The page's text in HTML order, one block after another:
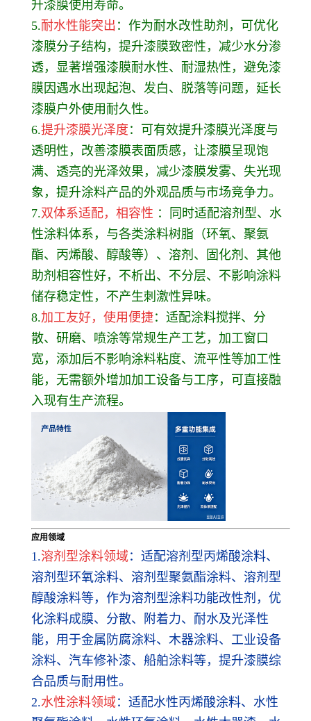
升漆膜使用寿命。
5.耐水性能突出 ：作为耐水改性助剂，可优化
漆膜分子结构，提升漆膜致密性，减少水分渗
透，显著增强漆膜耐水性、耐湿热性，避免漆
膜因遇水出现起泡、发白、脱落等问题，延长
漆膜户外使用耐久性。
6.提升漆膜光泽度 ：可有效提升漆膜光泽度与
透明性，改善漆膜表面质感，让漆膜呈现饱
满、透亮的光泽效果，减少漆膜发雾、失光现
象，提升涂料产品的外观品质与市场竞争力。
7.双体系适配，相容性 ：同时适配溶剂型、水
性涂料体系，与各类涂料树脂（环氧、聚氨
酯、丙烯酸、醇酸等）、溶剂、固化剂、其他
助剂相容性好，不析出、不分层、不影响涂料
储存稳定性，不产生刺激性异味。
8.加工友好，使用便捷：适配涂料搅拌、分
散、研磨、喷涂等常规生产工艺，加工窗口
宽，添加后不影响涂料粘度、流平性等加工性
能，无需额外增加加工设备与工序，可直接融
入现有生产流程。
应用领域
1.溶剂型涂料领域 ：适配溶剂型丙烯酸涂料、
溶剂型环氧涂料、溶剂型聚氨酯涂料、溶剂型
醇酸涂料等，作为溶剂型涂料功能改性剂，优
化涂料成膜、分散、附着力、耐水及光泽性
能，用于金属防腐涂料、木器涂料、工业设备
涂料、汽车修补漆、船舶涂料等，提升漆膜综
合品质与耐用性。
2.水性涂料领域 ：适配水性丙烯酸涂料、水性